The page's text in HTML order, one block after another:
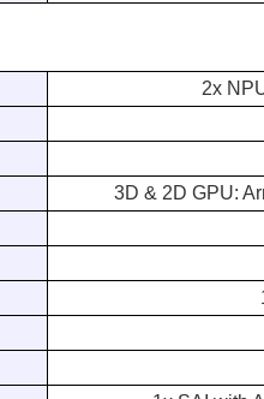
2x
3D & 2D GPU: